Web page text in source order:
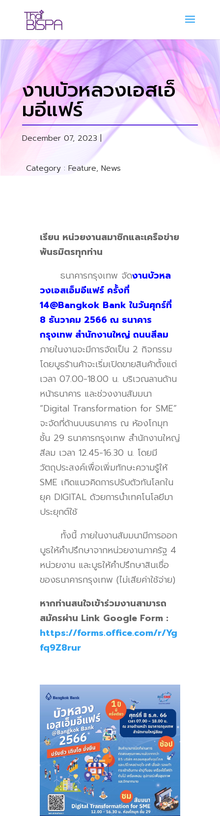
งานบัวหลวงเอสเอ็
มอีแฟร์
December 07, 2023 |
Category : Feature, News
เรียน หน่วยงานสมาชิกและเครือข่าย
พันธมิตรทุกท่าน
ธนาคารกรุงเทพ จัดงานบัวหล
วงเอสเอ็มอีแฟร์ ครั้งที่
14@Bangkok Bank ในวันศุกร์ที่
8 ธันวาคม 2566 ณ ธนาคาร
กรุงเทพ สำนักงานใหญ่ ถนนสีลม
ภายในงานจะมีการจัดเป็น 2 กิจกรรม
โดยบูธร้านค้าจะเริ่มเปิดขายสินค้าตั้งแต่
เวลา 07.00-18.00 น. บริเวณลานด้าน
หน้าธนาคาร และช่วงงานสัมมนา
“Digital Transformation for SME”
จะจัดที่ด้านบนธนาคาร ณ ห้องโกมุท
ชั้น 29 ธนาคารกรุงเทพ สำนักงานใหญ่
สีลม เวลา 12.45-16.30 น. โดยมี
วัตถุประสงค์เพื่อเพิ่มทักษะความรู้ให้
SME เกิดแนวคิดการปรับตัวทันโลกใน
ยุค DIGITAL ด้วยการนำเทคโนโลยีมา
ประยุกต์ใช้
ทั้งนี้ ภายในงานสัมมนามีการออก
บูธให้คำปรึกษาจากหน่วยงานภาครัฐ 4
หน่วยงาน และบูธให้คำปรึกษาสินเชื่อ
ของธนาคารกรุงเทพ (ไม่เสียค่าใช้จ่าย)
หากท่านสนใจเข้าร่วมงานสามารถ
สมัครผ่าน Link Google Form :
https://forms.office.com/r/Yg
fq9Z8rur